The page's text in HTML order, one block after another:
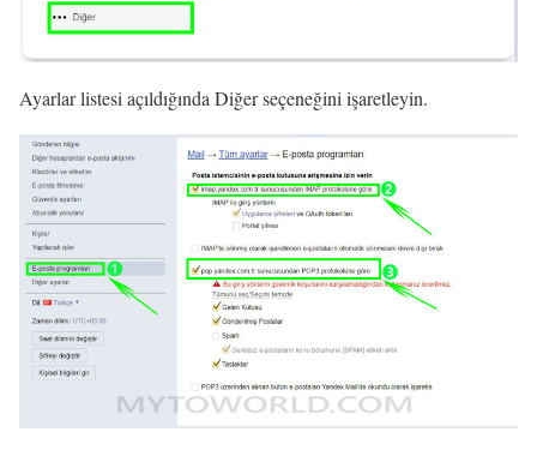
Ayarlar listesi açıldığında Diğer seçeneğini işaretleyin.